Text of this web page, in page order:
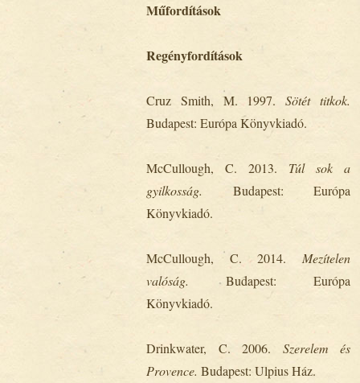
Műfordítások
Regényfordítások
Cruz Smith, M. 1997.Sötét titkok.
Budapest: Európa Könyvkiadó.
McCullough, C. 2013. Túl sok a
gyilkosság. Budapest: Európa
Könyvkiadó.
McCullough, C. 2014. Mezítelen
valóság. Budapest: Európa
Könyvkiadó.
Drinkwater, C. 2006. Szerelem és
Provence. Budapest: Ulpius Ház.